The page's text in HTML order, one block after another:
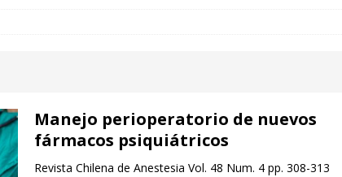
Manejo perioperatorio de nuevos
fármacos psiquiátricos
Revista Chilena de Anestesia Vol. 48 Num. 4 pp. 308-313